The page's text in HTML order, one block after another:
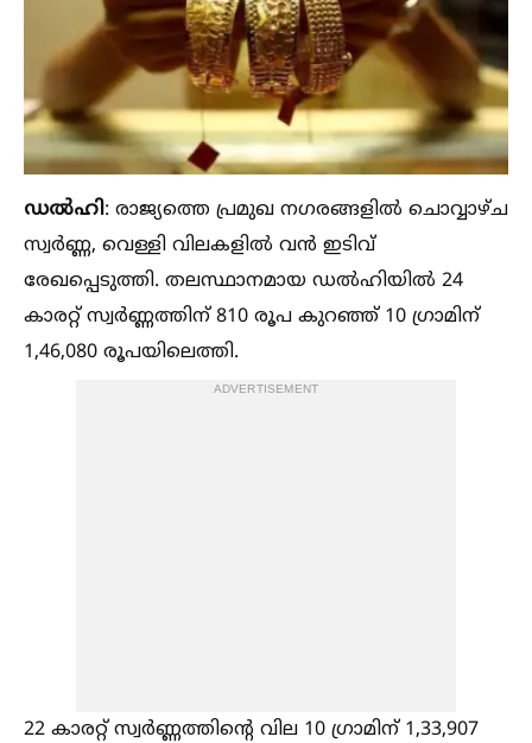
ഡല്‍ഹി: രാജ്യത്തെ പ്രമുഖ നഗരങ്ങളില്‍ ചൊവ്വാഴ്ച
സ്വര്‍ണ്ണ, വെള്ളി വിലകളില്‍ വന്‍ ഇടിവ്
രേഖപ്പെടുത്തി. തലസ്ഥാനമായ ഡല്‍ഹിയില്‍ 24
കാരറ്റ് സ്വര്‍ണ്ണത്തിന് 810 രൂപ കുറഞ്ഞ് 10 ഗ്രാമിന്
1,46,080 രൂപയിലെത്തി.
ADVERTISEMENT
22 കാരറ്റ് സ്വര്‍ണ്ണത്തിന്റെ വില 10 ഗ്രാമിന് 1,33,907